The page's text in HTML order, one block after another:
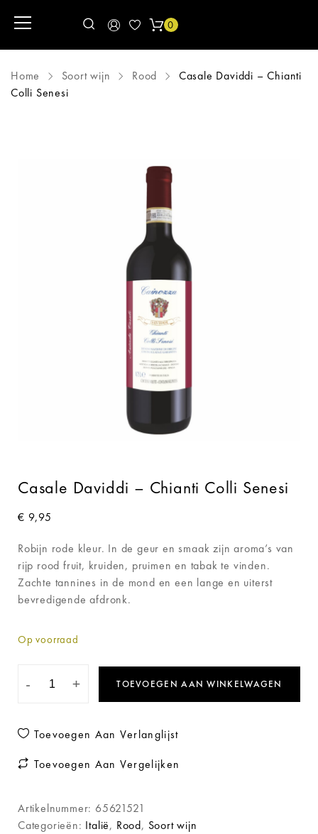
0
Home Soort wijn Rood
Casale Daviddi – Chianti
Colli Senesi
Casale Daviddi – Chianti Colli Senesi
€ 9,95
Robijn rode kleur. In de geur en smaak zijn aroma’s van
rijp rood fruit, kruiden, pruimen en tabak te vinden.
Zachte tannines in de mond en een lange en uiterst
bevredigende afdronk.
Op voorraad
- + TOEVOEGEN AAN WINKELWAGEN
Toevoegen Aan Verlanglijst
Toevoegen Aan Vergelijken
Artikelnummer: 65621521
Categorieën: Italië, Rood, Soort wijn